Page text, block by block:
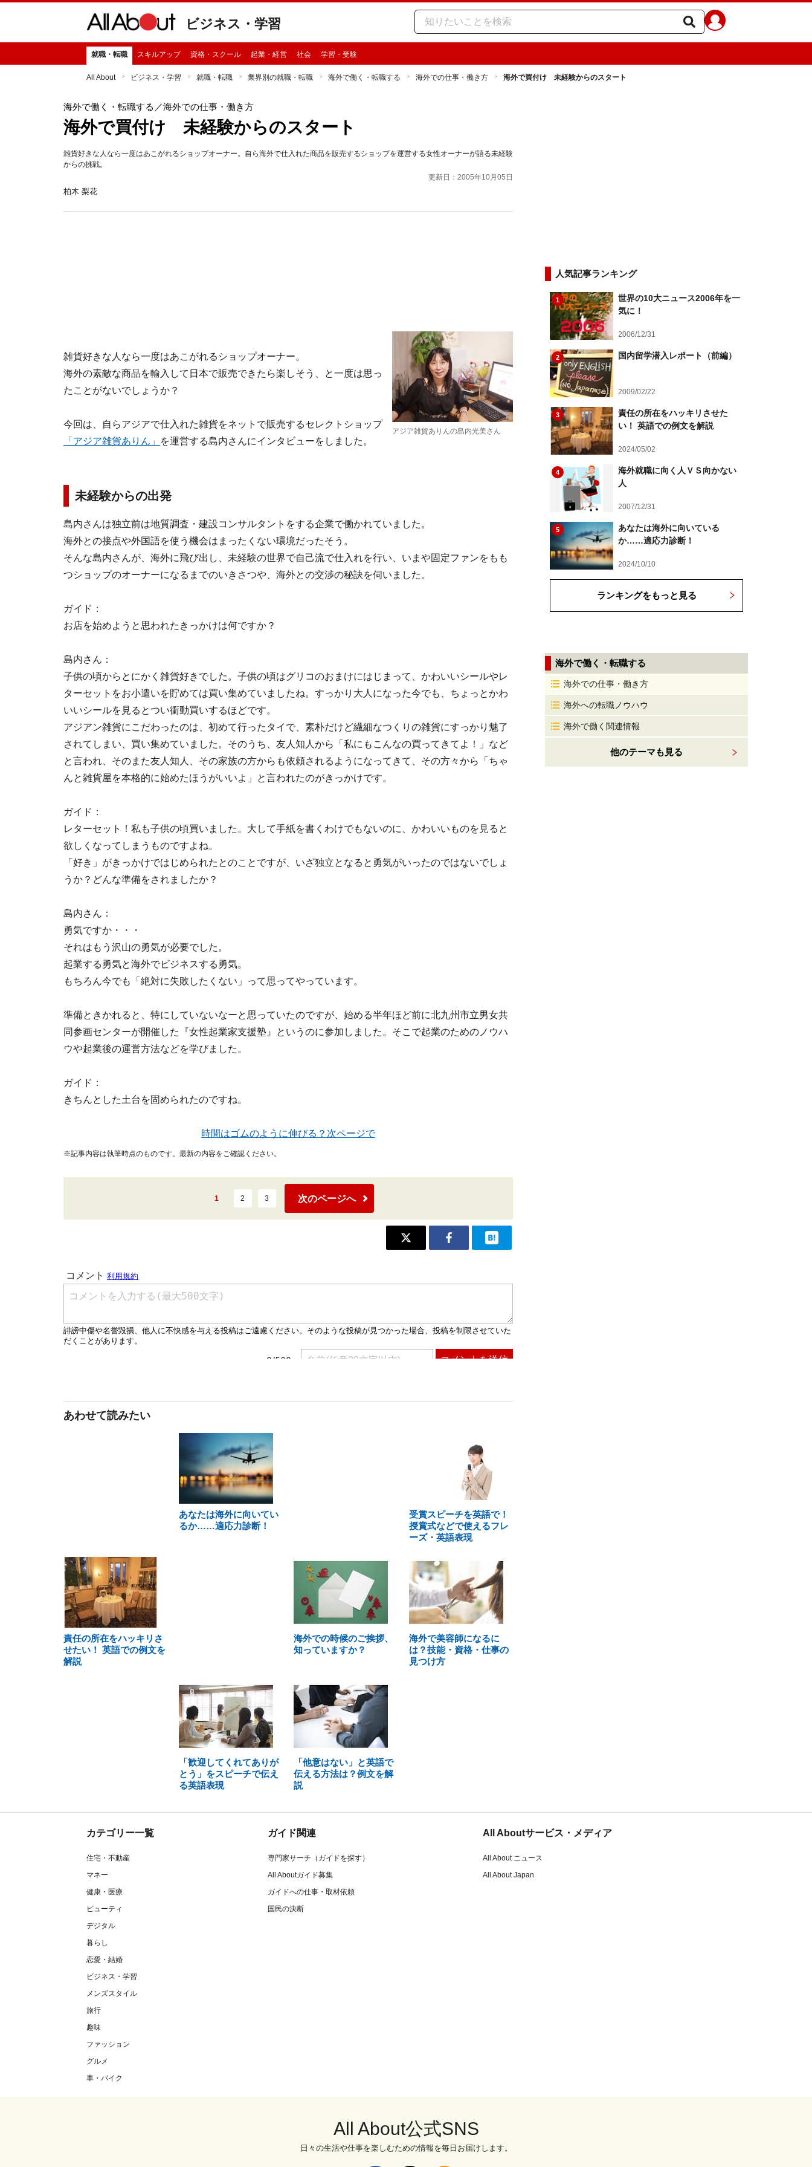
ビジネス・学習
就職・転職 スキルアップ 資格・スクール 起業・経営 社会 学習・受験
All About ビジネス・学習 就職・転職 業界別の就職・転職 海外で働く・転職する 海外での仕事・働き方 海外で買付け 未経験からのスタート
海外で働く・転職する ／海外での仕事・働き方
海外で買付け 未経験からのスタート
雑貨好きな人なら一度はあこがれるショップオーナー。自ら海外で仕入れた商品を販売するショップを運営する女性オーナーが語る未経験
からの挑戦。
更新日：2005年10月05日
柏木 梨花
アジア雑貨ありんの島内光美さん
雑貨好きな人なら一度はあこがれるショップオーナー。
海外の素敵な商品を輸入して日本で販売できたら楽しそう、と一度は思っ
たことがないでしょうか？
今回は、自らアジアで仕入れた雑貨をネットで販売するセレクトショップ
「アジア雑貨ありん」
を運営する島内さんにインタビューをしました。
未経験からの出発
島内さんは独立前は地質調査・建設コンサルタントをする企業で働かれていました。
海外との接点や外国語を使う機会はまったくない環境だったそう。
そんな島内さんが、海外に飛び出し、未経験の世界で自己流で仕入れを行い、いまや固定ファンをもも
つショップのオーナーになるまでのいきさつや、海外との交渉の秘訣を伺いました。
ガイド：
お店を始めようと思われたきっかけは何ですか？
島内さん：
子供の頃からとにかく雑貨好きでした。子供の頃はグリコのおまけにはじまって、かわいいシールやレ
ターセットをお小遣いを貯めては買い集めていましたね。すっかり大人になった今でも、ちょっとかわ
いいシールを見るとつい衝動買いするほどです。
アジアン雑貨にこだわったのは、初めて行ったタイで、素朴だけど繊細なつくりの雑貨にすっかり魅了
されてしまい、買い集めていました。そのうち、友人知人から「私にもこんなの買ってきてよ！」など
と言われ、そのまた友人知人、その家族の方からも依頼されるようになってきて、その方々から「ちゃ
んと雑貨屋を本格的に始めたほうがいいよ」と言われたのがきっかけです。
ガイド：
レターセット！私も子供の頃買いました。大して手紙を書くわけでもないのに、かわいいものを見ると
欲しくなってしまうものですよね。
「好き」がきっかけではじめられたとのことですが、いざ独立となると勇気がいったのではないでしょ
うか？どんな準備をされましたか？
島内さん：
勇気ですか・・・
それはもう沢山の勇気が必要でした。
起業する勇気と海外でビジネスする勇気。
もちろん今でも「絶対に失敗したくない」って思ってやっています。
準備ときかれると、特にしていないなーと思っていたのですが、始める半年ほど前に北九州市立男女共
同参画センターが開催した『女性起業家支援塾』というのに参加しました。そこで起業のためのノウハ
ウや起業後の運営方法などを学びました。
ガイド：
きちんとした土台を固められたのですね。
時間はゴムのように伸びる？次ページで
※記事内容は執筆時点のものです。最新の内容をご確認ください。
1 2 3 次のページへ
あわせて読みたい
あなたは海外に向いてい
るか……適応力診断！
受賞スピーチを英語で！
授賞式などで使えるフレ
ーズ・英語表現
責任の所在をハッキリさ
せたい！ 英語での例文を
解説
海外での時候のご挨拶、
知っていますか？
海外で美容師になるに
は？技能・資格・仕事の
見つけ方
「歓迎してくれてありが
とう」をスピーチで伝え
る英語表現
「他意はない」と英語で
伝える方法は？例文を解
説
人気記事ランキング
1
世界の10大ニュース2006年を一
気に！
2006/12/31
2 国内留学潜入レポート（前編）
2009/02/22
3
責任の所在をハッキリさせた
い！ 英語での例文を解説
2024/05/02
4
海外就職に向く人ＶＳ向かない
人
2007/12/31
5
あなたは海外に向いている
か……適応力診断！
2024/10/10
ランキングをもっと見る
海外で働く・転職する
海外での仕事・働き方
海外への転職ノウハウ
海外で働く関連情報
他のテーマも見る
カテゴリー一覧
住宅・不動産
マネー
健康・医療
ビューティ
デジタル
暮らし
恋愛・結婚
ビジネス・学習
メンズスタイル
旅行
趣味
ファッション
グルメ
車・バイク
ガイド関連
専門家サーチ（ガイドを探す）
All Aboutガイド募集
ガイドへの仕事・取材依頼
国民の決断
All Aboutサービス・メディア
All About ニュース
All About Japan
All About公式SNS
日々の生活や仕事を楽しむための情報を毎日お届けします。